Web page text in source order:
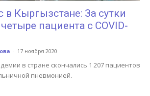
в Кыргызстане: За сутки
пациента с COVID-
- 17 ноября 2020
в стране скончались 1 207 пациентов
пневмонией.